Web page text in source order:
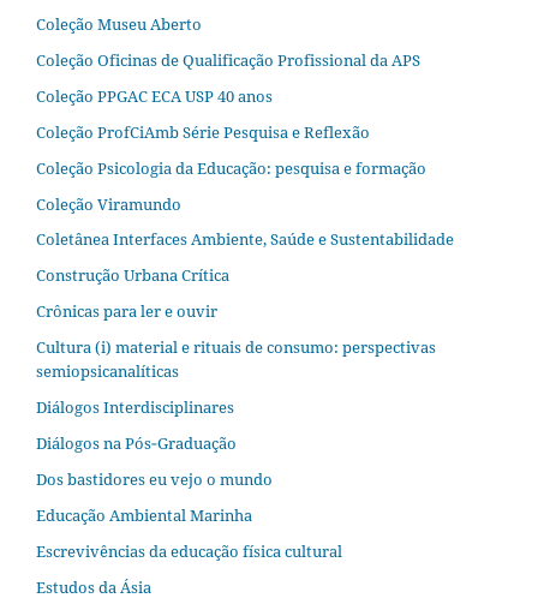
Coleção Museu Aberto
Coleção Oficinas de Qualificação Profissional da APS
Coleção PPGAC ECA USP 40 anos
Coleção ProfCiAmb Série Pesquisa e Reflexão
Coleção Psicologia da Educação: pesquisa e formação
Coleção Viramundo
Coletânea Interfaces Ambiente, Saúde e Sustentabilidade
Construção Urbana Crítica
Crônicas para ler e ouvir
Cultura (i) material e rituais de consumo: perspectivas
semiopsicanalíticas
Diálogos Interdisciplinares
Diálogos na Pós‐Graduação
Dos bastidores eu vejo o mundo
Educação Ambiental Marinha
Escrevivências da educação física cultural
Estudos da Ásia​